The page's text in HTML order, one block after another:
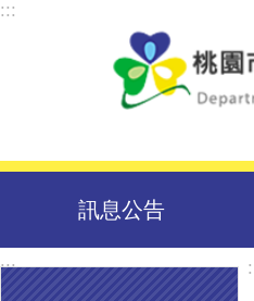
跳到主要內容區塊
:::
訊息公告
:::